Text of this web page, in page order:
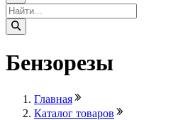
Бензорезы
Главная
Каталог товаров